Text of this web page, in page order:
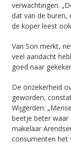
verwachtingen.
dat van de buren,
de koper leest
Van Son merkt,
veel aandacht
goed naar
De onzekerheid
geworden,
Wijgerden:
beetje beter waar
makelaar
consumenten het